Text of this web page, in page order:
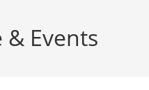
Events